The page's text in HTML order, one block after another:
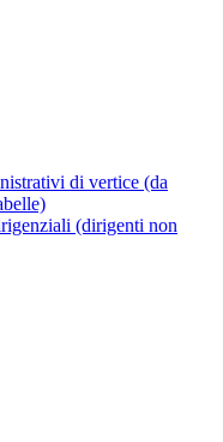
di vertice (da
(dirigenti non